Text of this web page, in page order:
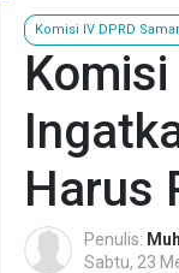
Komisi IV DPRD
Harus
Penulis:
Sabtu, 23